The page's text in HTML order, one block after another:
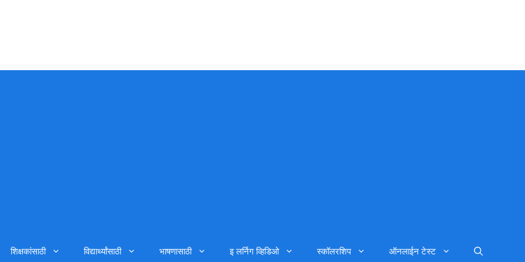
शिक्षकांसाठी विद्यार्थ्यांसाठी भाषणासाठी इ लर्निग व्हिडिओ स्कॉलरशिप ऑनलाईन टेस्ट